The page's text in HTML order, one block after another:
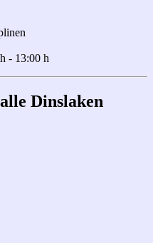
- 13:00 h
Dinslaken